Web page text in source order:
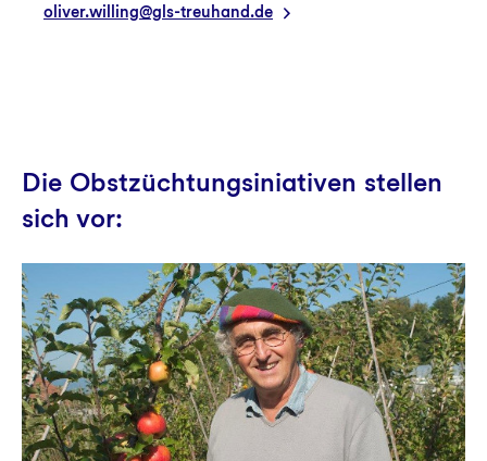
oliver.willing@gls-treuhand.de
Die Obstzüchtungsiniativen stellen
sich vor: